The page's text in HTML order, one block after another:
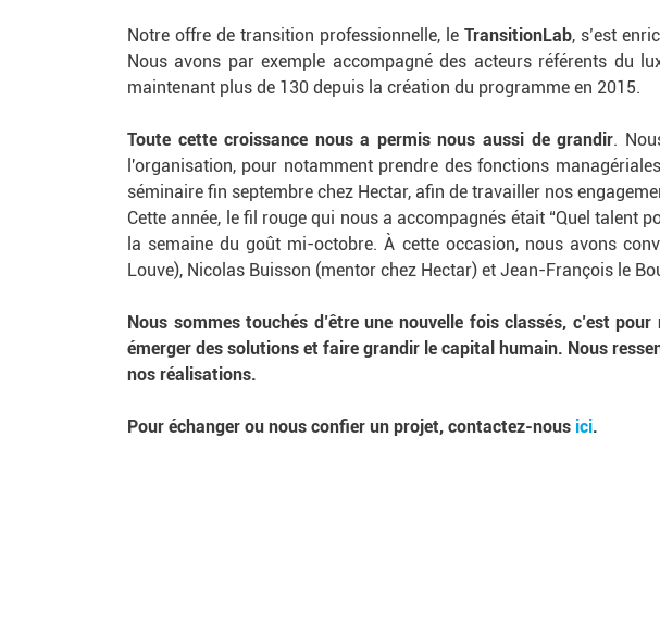
Notre offre de transition professionnelle, le TransitionLab, s’est
Nous avons par exemple accompagné des acteurs référents du
maintenant plus de 130 depuis la création du programme en 2015.
Toute cette croissance nous a permis nous aussi de grandir.
l'organisation, pour notamment prendre des fonctions
séminaire fin septembre chez Hectar, afin de travailler nos
Cette année, le fil rouge qui nous a accompagnés était “Quel talent
la semaine du goût mi-octobre. À cette occasion, nous avons
Louve), Nicolas Buisson (mentor chez Hectar) et Jean-François le
Nous sommes touchés d’être une nouvelle fois classés, c’est
émerger des solutions et faire grandir le capital humain. Nous
nos réalisations.
Pour échanger ou nous confier un projet, contactez-nous ici.